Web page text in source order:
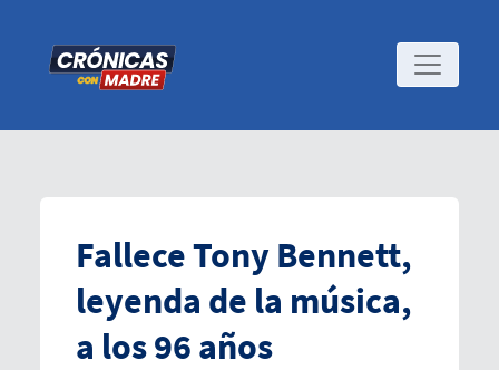
Fallece Tony Bennett,
leyenda de la música,
a los 96 años